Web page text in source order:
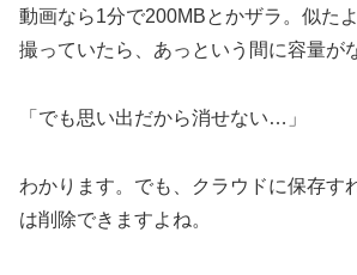
動画なら1分で200MBとかザラ。似た
撮っていたら、あっという間に容量が
「でも思い出だから消せない…」
わかります。でも、クラウドに保存す
は削除できますよね。